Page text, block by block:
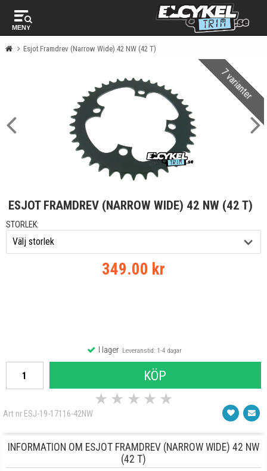
MENY
Esjot Framdrev (Narrow Wide) 42 NW (42 T)
7 varianter
ESJOT FRAMDREV (NARROW WIDE) 42 NW (42 T)
STORLEK:
349.00 kr
I lagerLeveranstid: 1-4 dagar
KÖP
★ ★ ★ ★ ★
Art nr ESJ-19-17116-42NW
INFORMATION OM ESJOT FRAMDREV (NARROW WIDE) 42 NW
(42 T)